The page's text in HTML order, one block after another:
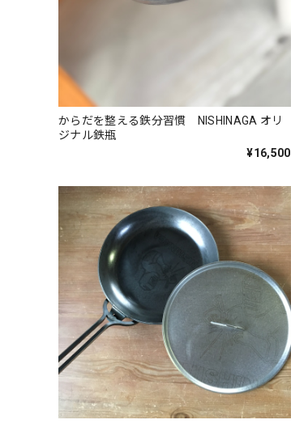
からだを整える鉄分習慣 NISHINAGA オリ
ジナル鉄瓶
¥16,500